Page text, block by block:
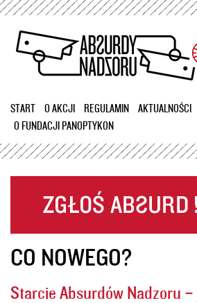
Przejdź
treści
START O AKCJI REGULAMIN
AKTUALNOŚCI
O FUNDACJI PANOPTYKON
CO NOWEGO?
Starcie Absurdów Nadzoru –